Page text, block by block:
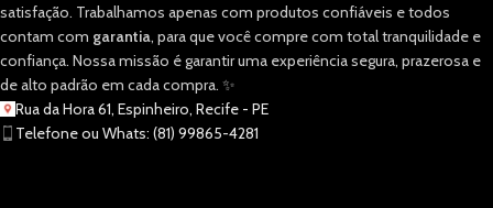
satisfação. Trabalhamos apenas com produtos confiáveis e todos
contam com garantia, para que você compre com total tranquilidade e
confiança. Nossa missão é garantir uma experiência segura, prazerosa e
de alto padrão em cada compra. ✨
Rua da Hora 61, Espinheiro, Recife - PE
Telefone ou Whats: (81) 99865-4281